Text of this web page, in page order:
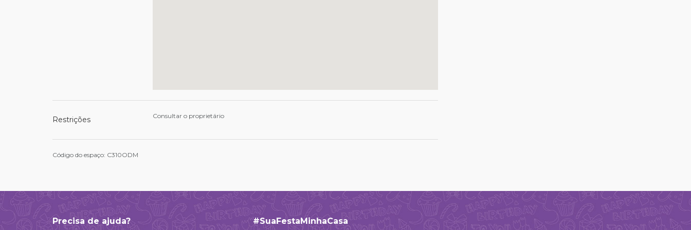
Restrições Consultar o proprietário
Código do espaço: C310ODM
Precisa de ajuda? #SuaFestaMinhaCasa